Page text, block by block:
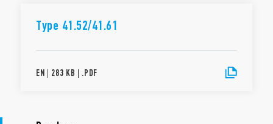
Type 41.52/41.61
EN | 283 KB | .PDF